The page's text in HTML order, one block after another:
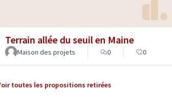
Terrain allée du seuil en Maine
Maison des projets 0 0
toutes les propositions retirées